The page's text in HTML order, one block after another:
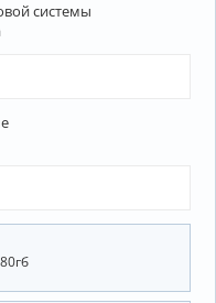
системы